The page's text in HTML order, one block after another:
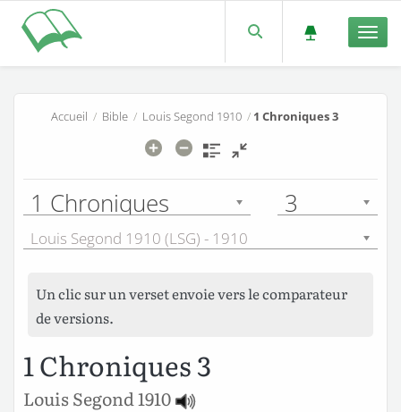
Accueil / Bible/ Louis Segond 1910/ 1 Chroniques 3
1 Chroniques 3
Louis Segond 1910 (LSG) - 1910
Un clic sur un verset envoie vers le comparateur
de versions.
1 Chroniques 3
Louis Segond 1910